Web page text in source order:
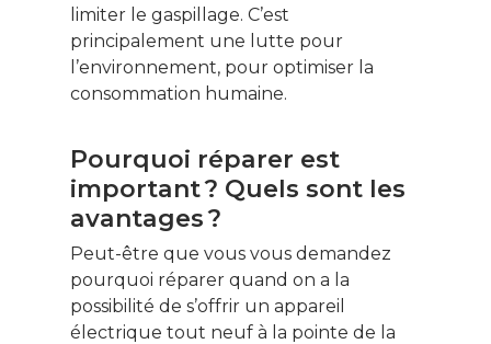
limiter le gaspillage. C’est
principalement une lutte pour
l’environnement, pour optimiser la
consommation humaine.
Pourquoi réparer est
important ? Quels sont les
avantages ?
Peut-être que vous vous demandez
pourquoi réparer quand on a la
possibilité de s’offrir un appareil
électrique tout neuf à la pointe de la